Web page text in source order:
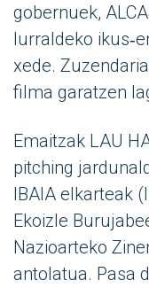
gobernuek,
lurraldeko
xede.
filma garatzen
Emaitzak LAU
pitching
IBAIA elkarteak
Ekoizle
Nazioarteko
antolatua. Pasa